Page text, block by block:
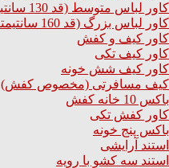
کاور لباس متوسط (قد 130 سانتیمتر)
کاور لباس بزرگ (قد 160 سانتیمتر)
کاور کیف و کفش
کاور کیف تکی
کاور کیف شش خونه
کیف مسافرتی (مخصوص کفش)
باکس 10 خانه کفش
کاور کفش تکی
باکس پنج خونه
استند آرایشی
استند سه کشو با رویه